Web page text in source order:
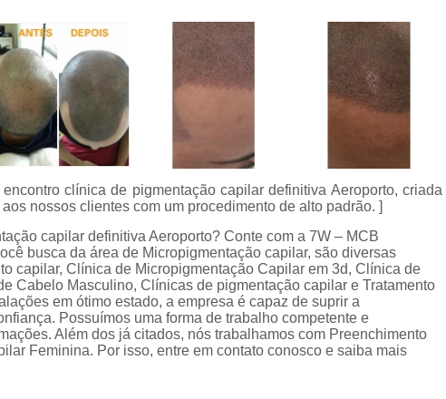
Curso de Micropigmentação Santo
Curso
Curso Presencial
Cursos de Micropigmentação de
Micropigmentação Capilar com
Micropigmentação Capilar
Micropigmentação Capilar nas
Micropigmentação Capilar para
Micropigmentação Cabelo
clínica de pigmentação capilar definitiva Aeroporto, criada
nossos clientes com um procedimento de alto padrão. ]
capilar definitiva Aeroporto? Conte com a 7W – MCB
busca da área de Micropigmentação capilar, são diversas
capilar, Clínica de Micropigmentação Capilar em 3d, Clínica de
Cabelo Masculino, Clínicas de pigmentação capilar e Tratamento
em ótimo estado, a empresa é capaz de suprir a
Possuímos uma forma de trabalho competente e
Além dos já citados, nós trabalhamos com Preenchimento
Feminina. Por isso, entre em contato conosco e saiba mais